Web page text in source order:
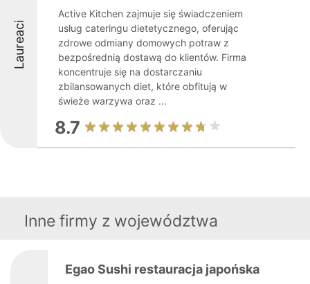
Laureaci
Active Kitchen zajmuje się świadczeniem
usług cateringu dietetycznego, oferując
zdrowe odmiany domowych potraw z
bezpośrednią dostawą do klientów. Firma
koncentruje się na dostarczaniu
zbilansowanych diet, które obfitują w
świeże warzywa oraz ...
8.7
Inne firmy z województwa
Egao Sushi restauracja japońska